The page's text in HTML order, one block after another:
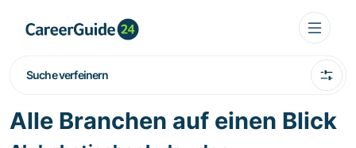
Suche verfeinern
Alle Branchen auf einen Blick